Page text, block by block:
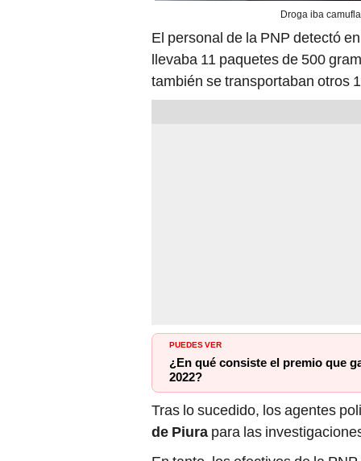
Droga iba
El personal de la PNP detectó
llevaba 11 paquetes de 500
también se transportaban otros
PUEDES VER
¿En qué consiste el premio que
2022?
Tras lo sucedido, los agentes
de Piura para las